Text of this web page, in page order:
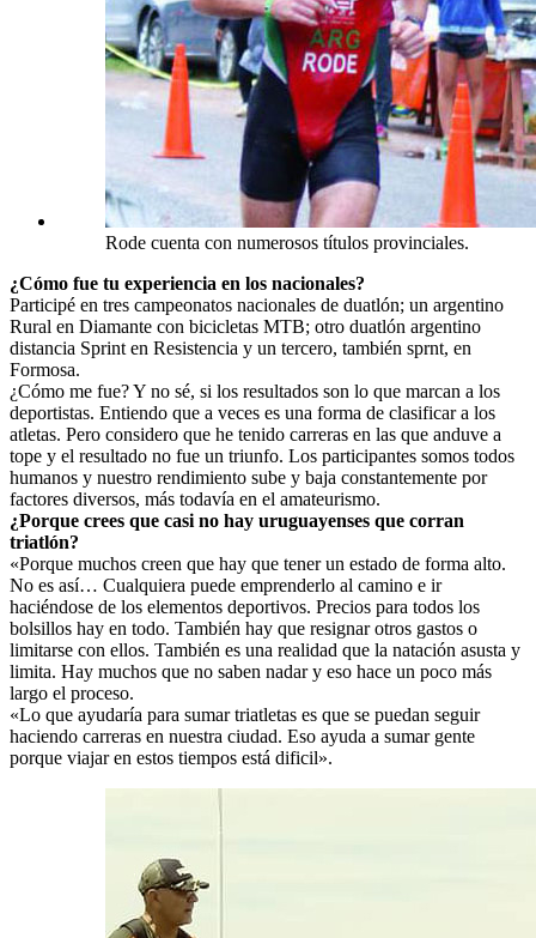
Rode cuenta con numerosos títulos provinciales.
¿Cómo fue tu experiencia en los nacionales?
Participé en tres campeonatos nacionales de duatlón; un argentino
Rural en Diamante con bicicletas MTB; otro duatlón argentino
distancia Sprint en Resistencia y un tercero, también sprnt, en
Formosa.
¿Cómo me fue? Y no sé, si los resultados son lo que marcan a los
deportistas. Entiendo que a veces es una forma de clasificar a los
atletas. Pero considero que he tenido carreras en las que anduve a
tope y el resultado no fue un triunfo. Los participantes somos todos
humanos y nuestro rendimiento sube y baja constantemente por
factores diversos, más todavía en el amateurismo.
¿Porque crees que casi no hay uruguayenses que corran
triatlón?
«Porque muchos creen que hay que tener un estado de forma alto.
No es así… Cualquiera puede emprenderlo al camino e ir
haciéndose de los elementos deportivos. Precios para todos los
bolsillos hay en todo. También hay que resignar otros gastos o
limitarse con ellos. También es una realidad que la natación asusta y
limita. Hay muchos que no saben nadar y eso hace un poco más
largo el proceso.
«Lo que ayudaría para sumar triatletas es que se puedan seguir
haciendo carreras en nuestra ciudad. Eso ayuda a sumar gente
porque viajar en estos tiempos está dificil».